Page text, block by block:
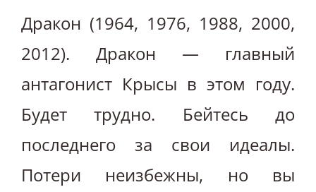
Дракон (1964, 1976, 1988, 2000,
2012). Дракон — главный
антагонист Крысы в этом году.
Будет трудно. Бейтесь до
последнего за свои идеалы.
Потери неизбежны, но вы